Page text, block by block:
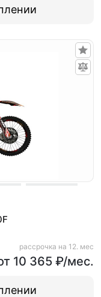
рассрочка на 12. мес
10 365 ₽/мес.